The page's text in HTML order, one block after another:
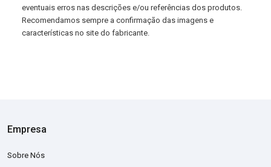
eventuais erros nas descrições e/ou referências dos produtos.
Recomendamos sempre a confirmação das imagens e
características no site do fabricante.
Empresa
Sobre Nós